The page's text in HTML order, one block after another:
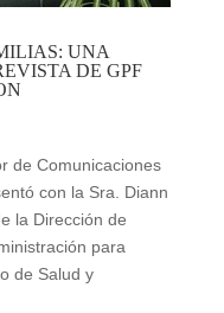
UNA
DE GPF
de Comunicaciones
con la Sra. Diann
la Dirección de
para
de Salud y